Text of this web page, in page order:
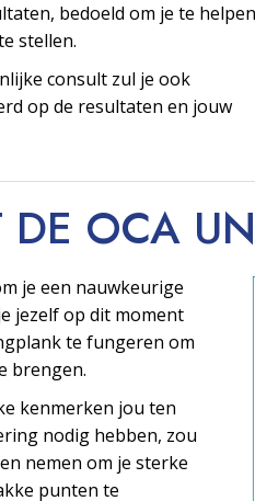
bedoeld om je te
stellen.
consult zul je ook
op de resultaten en jouw
OCA
je een nauwkeurige
jezelf op dit moment
te fungeren om
brengen.
kenmerken jou ten
nodig hebben, zou
nemen om je sterke
punten te